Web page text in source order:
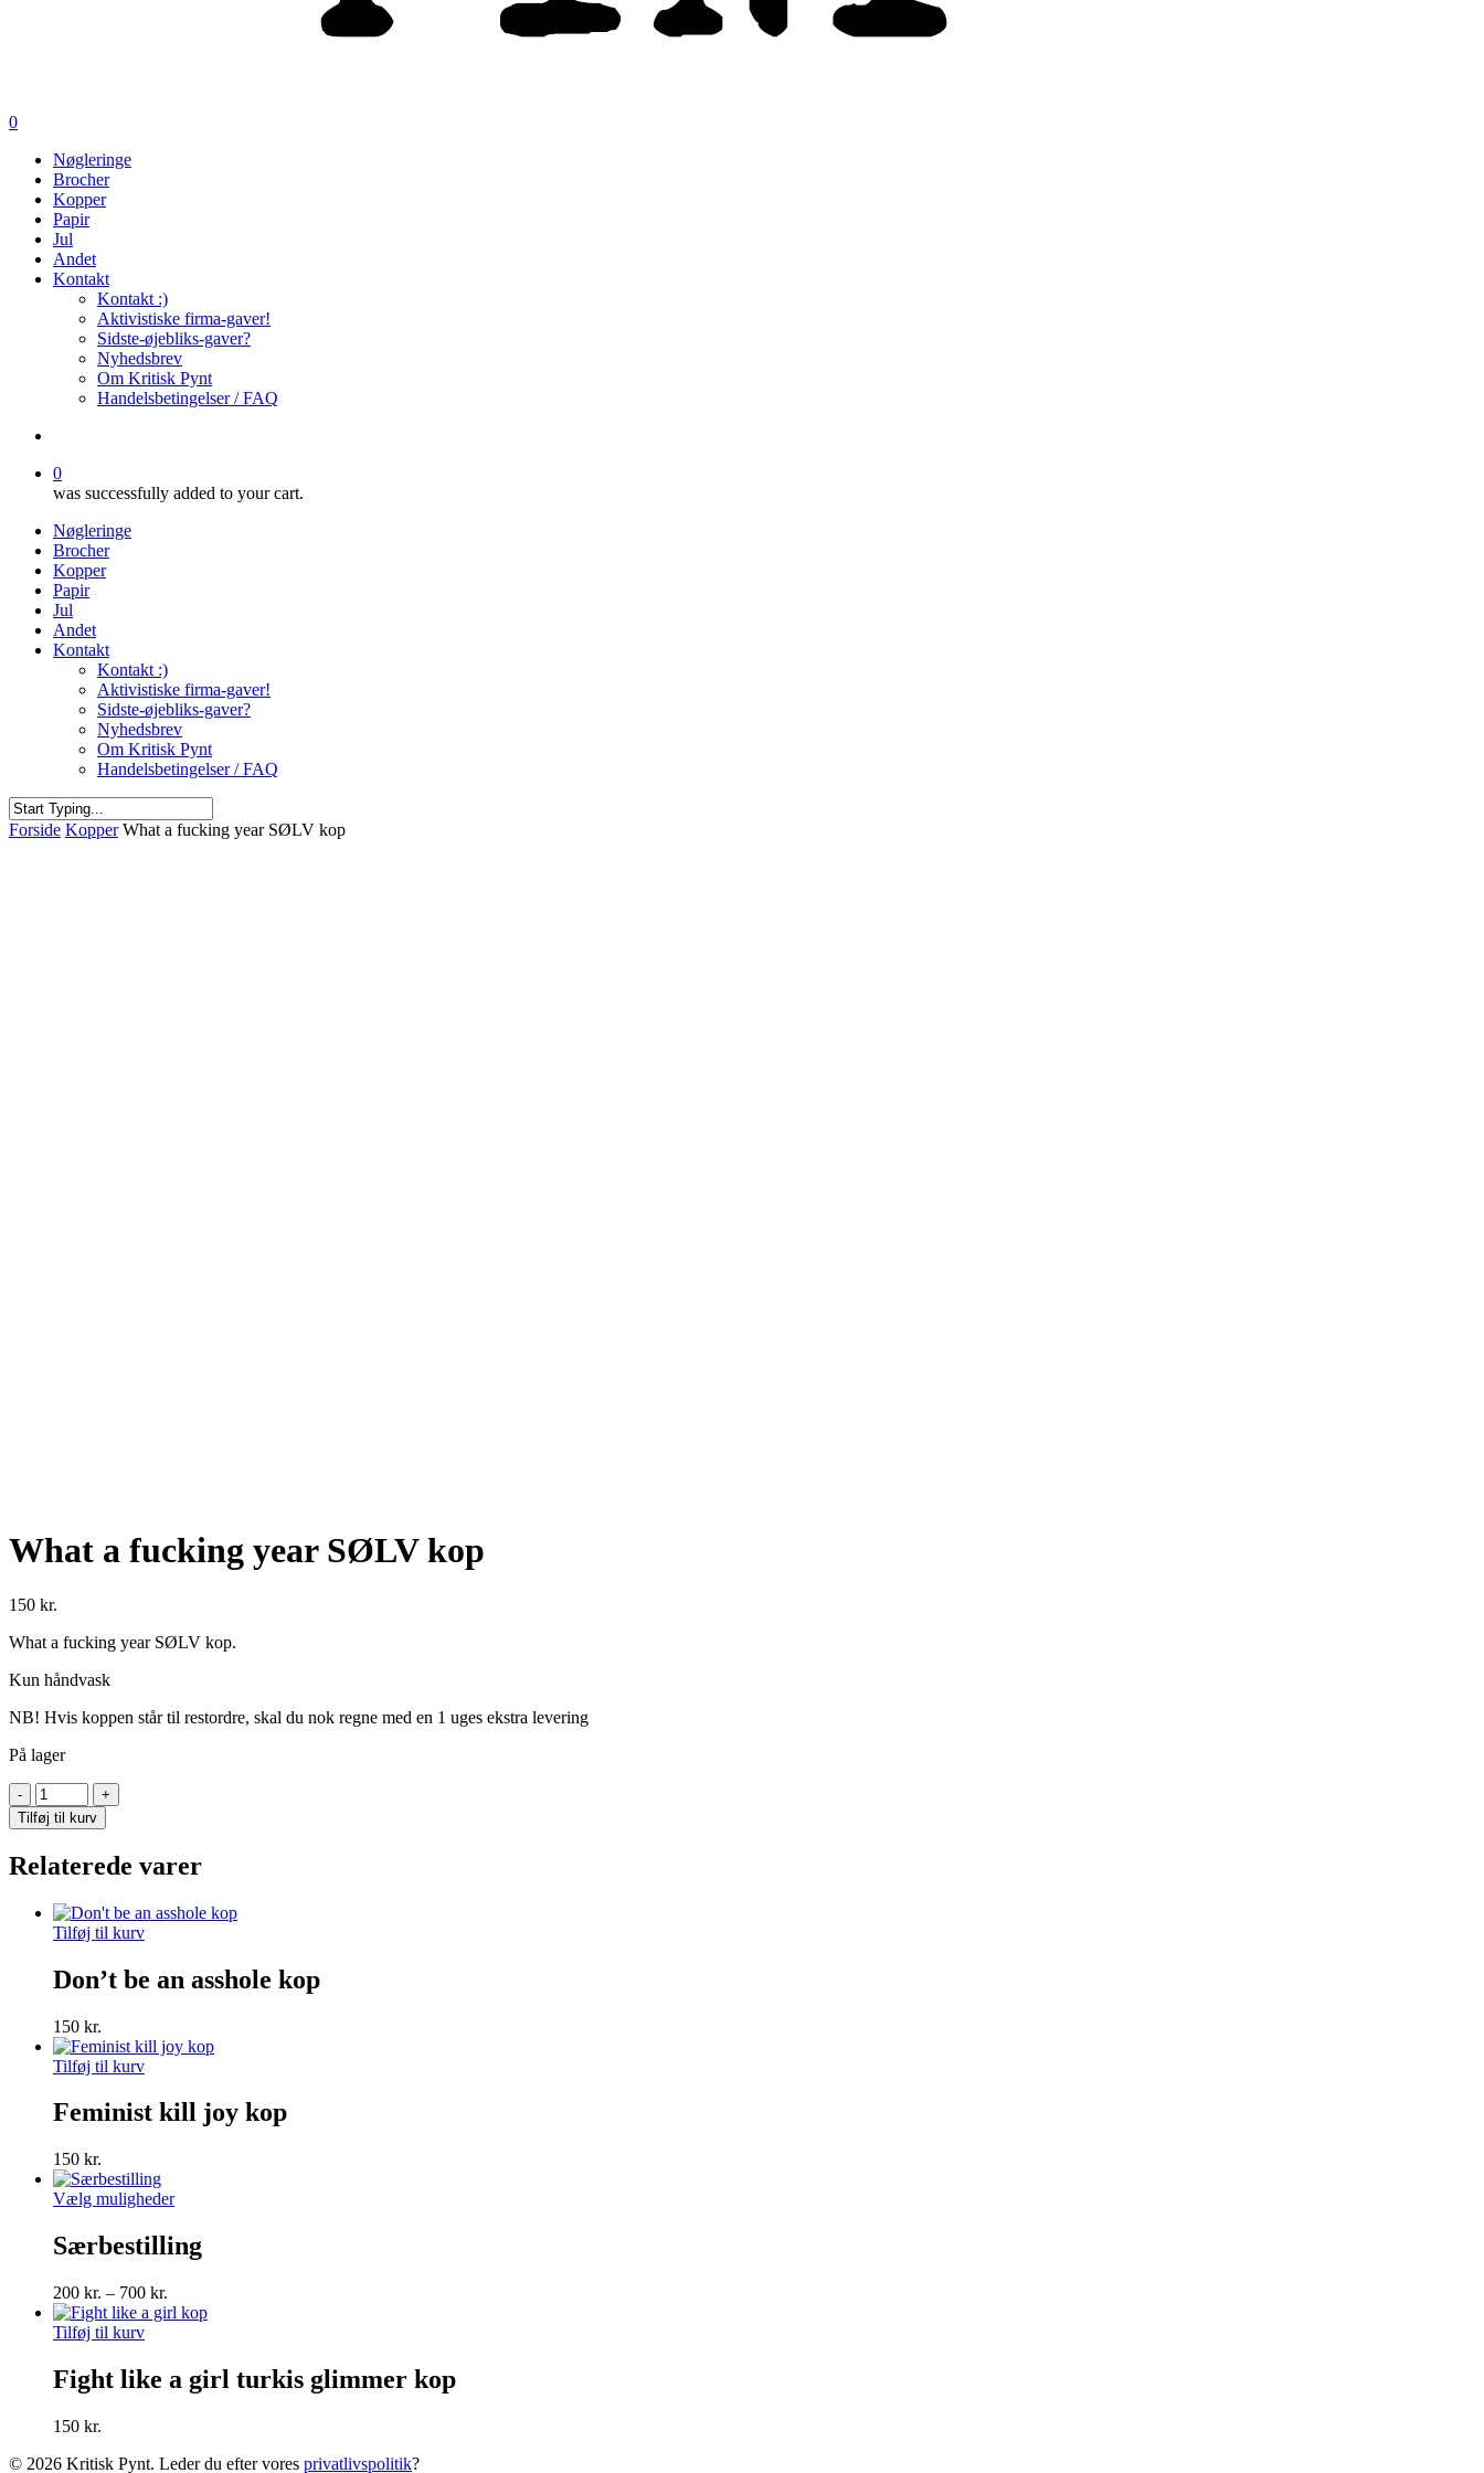
search
0
Nøgleringe
Brocher
Kopper
Papir
Jul
Andet
Kontakt
Kontakt :)
Aktivistiske firma-gaver!
Sidste-øjebliks-gaver?
Nyhedsbrev
Om Kritisk Pynt
Handelsbetingelser / FAQ
0
was successfully added to your cart.
Nøgleringe
Brocher
Kopper
Papir
Jul
Andet
Kontakt
Kontakt :)
Aktivistiske firma-gaver!
Sidste-øjebliks-gaver?
Nyhedsbrev
Om Kritisk Pynt
Handelsbetingelser / FAQ
Close
Forside Kopper What a fucking year SØLV kop
What a fucking year SØLV kop
150 kr.
What a fucking year SØLV kop.
Kun håndvask
NB! Hvis koppen står til restordre, skal du nok regne med en 1 uges ekstra levering
På lager
What
a
fucking
SØLV
antal
Tilføj til kurv
Relaterede varer
Tilføj til kurv
Don’t be an asshole kop
150 kr.
Tilføj til kurv
Feminist kill joy kop
150 kr.
Vælg mulighederDette
flere
kan
varesiden
Særbestilling
200 kr. – 700 kr.
200 kr.
Tilføj til kurv
Fight like a girl turkis glimmer kop
150 kr.
© 2026 Kritisk Pynt. Leder du efter vores privatlivspolitik?